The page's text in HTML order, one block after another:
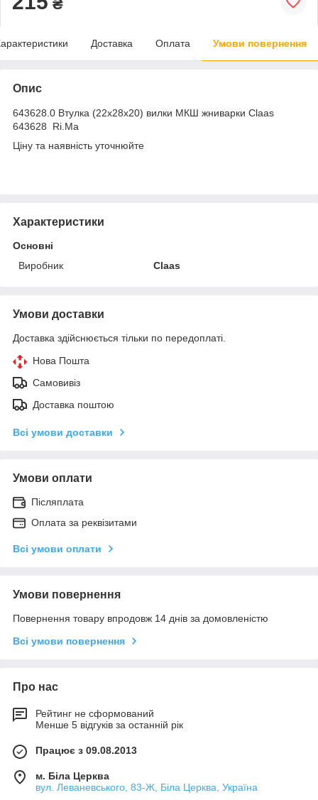
₴
Доставка Оплата Умови повернення
Опис
643628.0 Втулка (22x28x20) вилки МКШ жниварки Claas
643628 Ri.Ma
Ціну та наявність уточнюйте
Характеристики
Основні
Виробник
Claas
Умови доставки
Доставка здійснюється тільки по передоплаті.
Нова Пошта
Самовивіз
Доставка поштою
Всі умови доставки
Умови оплати
Післяплата
Оплата за реквізитами
Всі умови оплати
Умови повернення
Повернення товару впродовж 14 днів за домовленістю
Всі умови повернення
Про нас
Рейтинг не сформований
Менше 5 відгуків за останній рік
Працює з 09.08.2013
м. Біла Церква
вул. Леваневського, 83-Ж, Біла Церква, Україна